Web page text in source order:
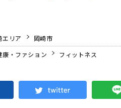
エリア
岡崎市
康・ファション
フィットネス